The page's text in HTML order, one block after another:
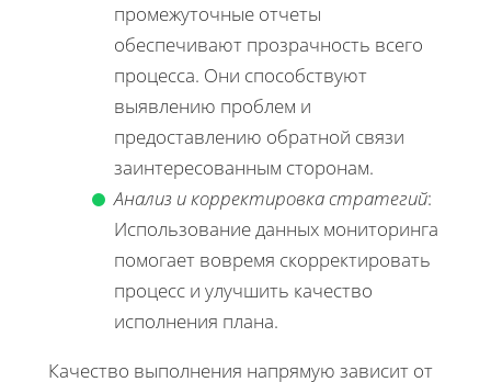
промежуточные отчеты
обеспечивают прозрачность всего
процесса. Они способствуют
выявлению проблем и
предоставлению обратной связи
заинтересованным сторонам.
Анализ и корректировка стратегий:
Использование данных мониторинга
помогает вовремя скорректировать
процесс и улучшить качество
исполнения плана.
Качество выполнения напрямую зависит от